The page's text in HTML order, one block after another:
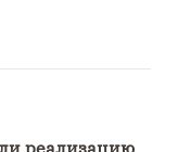
реализацию